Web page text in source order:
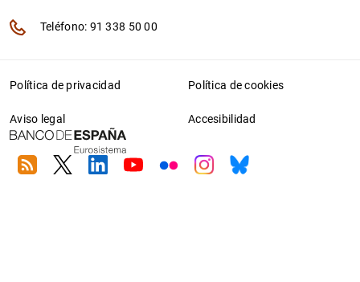
Teléfono: 91 338 50 00
Política de privacidad Política de cookies
Aviso legal Accesibilidad
RSS TwitterLinkedin
YoutubeFlickrInstagram
Bluesky